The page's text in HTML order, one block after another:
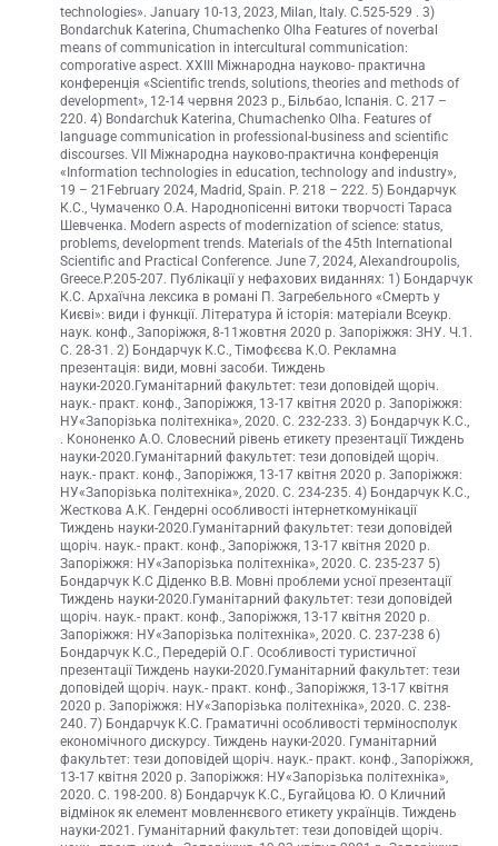
technologies». January 10-13, 2023, Milan, Italy. С.525-529 . 3)
Bondarchuk Katerina, Chumachenko Olha Features of noverbal
means of communication in intercultural communication:
comporative aspect. XXIII Міжнародна науково- практична
конференція «Scientific trends, solutions, theories and methods of
development», 12-14 червня 2023 р., Більбао, Іспанія. С. 217 –
220. 4) Bondarchuk Katerina, Chumachenko Olha. Features of
language communication in professional-business and scientific
discourses. VII Міжнародна науково-практична конференція
«Information technologies in education, technology and industry»,
19 – 21February 2024, Madrid, Spain. P. 218 – 222. 5) Бондарчук
К.С., Чумаченко О.А. Народнопісенні витоки творчості Тараса
Шевченка. Modern aspects of modernization of science: status,
problems, development trends. Materials of the 45th International
Scientific and Practical Conference. June 7, 2024, Alexandroupolis,
Greece.P.205-207. Публікації у нефахових виданнях: 1) Бондарчук
К.С. Архаїчна лексика в романі П. Загребельного «Смерть у
Києві»: види і функції. Література й історія: матеріали Всеукр.
наук. конф., Запоріжжя, 8-11жовтня 2020 р. Запоріжжя: ЗНУ. Ч.1.
С. 28-31. 2) Бондарчук К.С., Тімофєєва К.О. Рекламна
презентація: види, мовні засоби. Тиждень
науки-2020.Гуманітарний факультет: тези доповідей щоріч.
наук.- практ. конф., Запоріжжя, 13-17 квітня 2020 р. Запоріжжя:
НУ«Запорізька політехніка», 2020. С. 232-233. 3) Бондарчук К.С.,
. Кононенко А.О. Словесний рівень етикету презентації Тиждень
науки-2020.Гуманітарний факультет: тези доповідей щоріч.
наук.- практ. конф., Запоріжжя, 13-17 квітня 2020 р. Запоріжжя:
НУ«Запорізька політехніка», 2020. С. 234-235. 4) Бондарчук К.С.,
Жесткова А.К. Гендерні особливості інтернеткомунікації
Тиждень науки-2020.Гуманітарний факультет: тези доповідей
щоріч. наук.- практ. конф., Запоріжжя, 13-17 квітня 2020 р.
Запоріжжя: НУ«Запорізька політехніка», 2020. С. 235-237 5)
Бондарчук К.С Діденко В.В. Мовні проблеми усної презентації
Тиждень науки-2020.Гуманітарний факультет: тези доповідей
щоріч. наук.- практ. конф., Запоріжжя, 13-17 квітня 2020 р.
Запоріжжя: НУ«Запорізька політехніка», 2020. С. 237-238 6)
Бондарчук К.С., Передерій О.Г. Особливості туристичної
презентації Тиждень науки-2020.Гуманітарний факультет: тези
доповідей щоріч. наук.- практ. конф., Запоріжжя, 13-17 квітня
2020 р. Запоріжжя: НУ«Запорізька політехніка», 2020. С. 238-
240. 7) Бондарчук К.С. Граматичні особливості терміносполук
економічного дискурсу. Тиждень науки-2020. Гуманітарний
факультет: тези доповідей щоріч. наук.- практ. конф., Запоріжжя,
13-17 квітня 2020 р. Запоріжжя: НУ«Запорізька політехніка»,
2020. С. 198-200. 8) Бондарчук К.С., Бугайцова Ю. О Кличний
відмінок як елемент мовленнєвого етикету українців. Тиждень
науки-2021. Гуманітарний факультет: тези доповідей щоріч.